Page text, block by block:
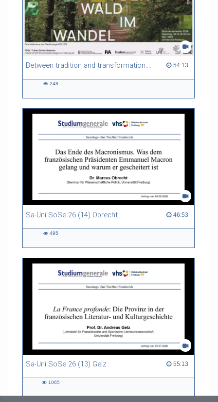
Between tradition and transformation: how owners, advisers and institutions co-create knowledge for resilient forests in Europe 54:13
54:13 duration
248
Sa-Uni SoSe 26 (14) Obrecht 46:53
46:53 duration
495
Sa-Uni SoSe 26 (13) Gelz 55:13
55:13 duration
1065